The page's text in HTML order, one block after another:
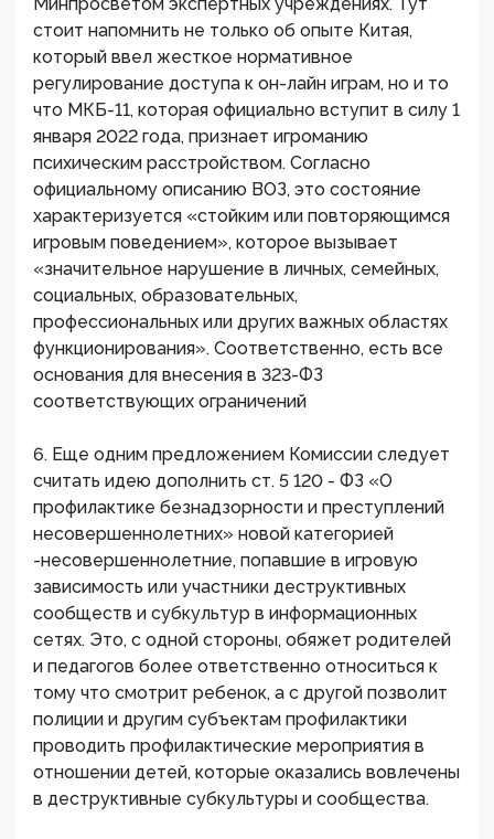
стоит напомнить не только об опыте Китая,
который ввел жесткое нормативное
регулирование доступа к он-лайн играм, но и то
что МКБ-11, которая официально вступит в силу 1
января 2022 года, признает игроманию
психическим расстройством. Согласно
официальному описанию ВОЗ, это состояние
характеризуется «стойким или повторяющимся
игровым поведением», которое вызывает
«значительное нарушение в личных, семейных,
социальных, образовательных,
профессиональных или других важных областях
функционирования». Соответственно, есть все
основания для внесения в 323-ФЗ
соответствующих ограничений
6. Еще одним предложением Комиссии следует
считать идею дополнить ст. 5 120 - ФЗ «О
профилактике безнадзорности и преступлений
несовершеннолетних» новой категорией
-несовершеннолетние, попавшие в игровую
зависимость или участники деструктивных
сообществ и субкультур в информационных
сетях. Это, с одной стороны, обяжет родителей
и педагогов более ответственно относиться к
тому что смотрит ребенок, а с другой позволит
полиции и другим субъектам профилактики
проводить профилактические мероприятия в
отношении детей, которые оказались вовлечены
в деструктивные субкультуры и сообщества.